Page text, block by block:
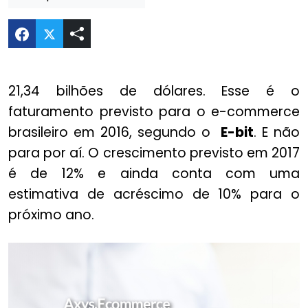
Compartilhar O que esperar do mercado online
21,34 bilhões de dólares. Esse é o
faturamento previsto para o e-commerce
brasileiro em 2016, segundo o E-bit. E não
para por aí. O crescimento previsto em 2017
é de 12% e ainda conta com uma
estimativa de acréscimo de 10% para o
próximo ano.